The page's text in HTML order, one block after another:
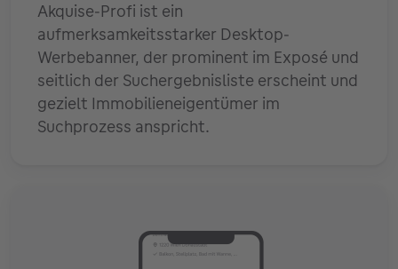
Akquise-Profi ist ein
aufmerksamkeitsstarker Desktop-
Werbebanner, der prominent im Exposé und
seitlich der Suchergebnisliste erscheint und
gezielt Immobilieneigentümer im
Suchprozess anspricht.